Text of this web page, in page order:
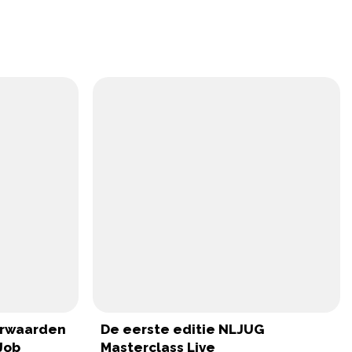
De eerste editie NLJUG
Masterclass Live